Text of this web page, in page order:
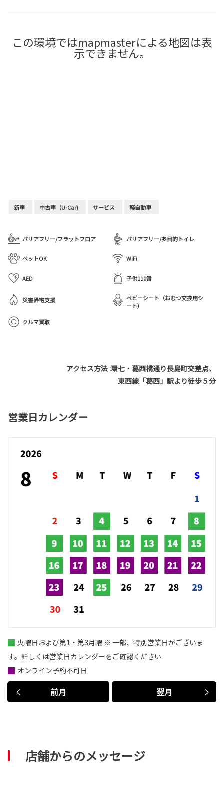
新車 中古車（U-Car) サービス 軽自動車
バリアフリー/フラットフロア バリアフリー/多目的トイレ
ペットOK WiFi
AED 子供110番
災害帰宅支援
ベビーシート（おむつ交換用シ
ート）
クルマ買取
この環境ではmapmasterによる地図は表
示できません。
アクセス方法 :環七・葛西橋通り長島町交差点、
東西線「葛西」駅より徒歩５分
営業日カレンダー
前月 翌月
火曜日および第1・第3月曜 ※ 一部、特別営業日がございま
す。詳しくは営業日カレンダーをご確認ください
オンライン予約不可日
店舗からのメッセージ